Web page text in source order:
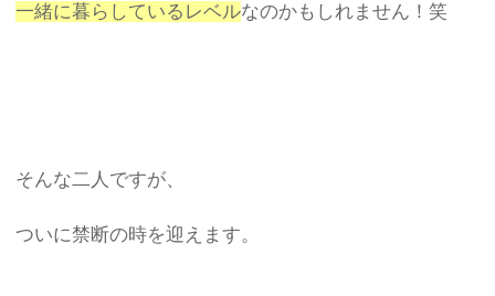
一緒に暮らしているレベルなのかもしれません！笑
そんな二人ですが、
ついに禁断の時を迎えます。